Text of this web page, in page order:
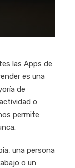
las Apps de
es una
de
o
permite
una persona
o un